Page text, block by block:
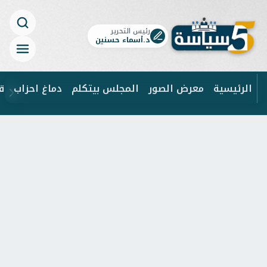
رئيس التحرير
د.أسماء حسنين
الرئيسية معرض الصور المجلس بيتكلم دماغ احزاب